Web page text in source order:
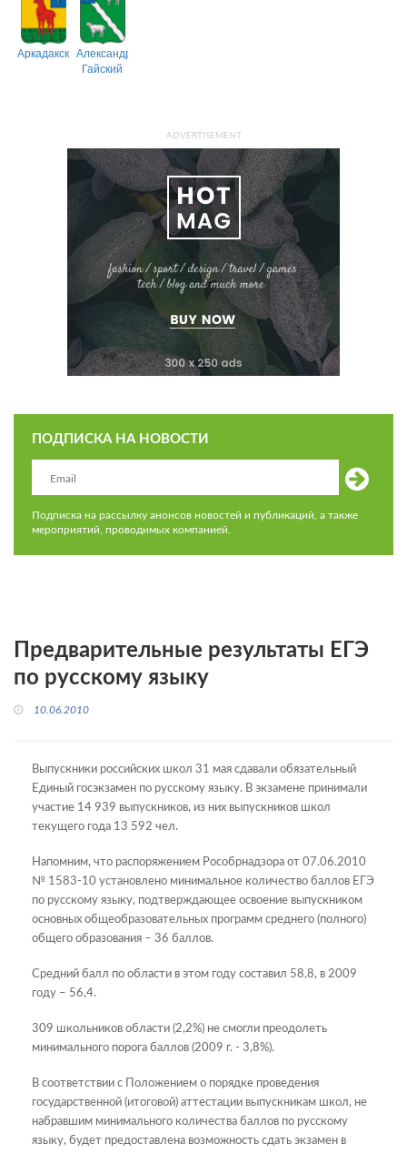
АркадакскийАлександрово-
Гайский
ADVERTISEMENT
ПОДПИСКА НА НОВОСТИ
Подписка на рассылку анонсов новостей и публикаций, а также
мероприятий, проводимых компанией.
Предварительные результаты ЕГЭ
по русскому языку
10.06.2010
Выпускники российских школ 31 мая сдавали обязательный
Единый госэкзамен по русскому языку. В экзамене принимали
участие 14 939 выпускников, из них выпускников школ
текущего года 13 592 чел.
Напомним, что распоряжением Рособрнадзора от 07.06.2010
№ 1583-10 установлено минимальное количество баллов ЕГЭ
по русскому языку, подтверждающее освоение выпускником
основных общеобразовательных программ среднего (полного)
общего образования – 36 баллов.
Средний балл по области в этом году составил 58,8, в 2009
году – 56,4.
309 школьников области (2,2%) не смогли преодолеть
минимального порога баллов (2009 г. - 3,8%).
В соответствии с Положением о порядке проведения
государственной (итоговой) аттестации выпускникам школ, не
набравшим минимального количества баллов по русскому
языку, будет предоставлена возможность сдать экзамен в